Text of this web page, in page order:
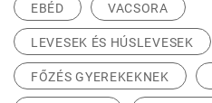
EBÉD VACSORA
LEVESEK ÉS HÚSLEVESEK
FŐZÉS GYEREKEKNEK